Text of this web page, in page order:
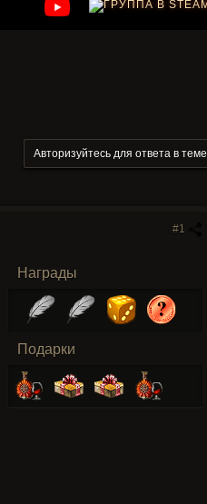
Авторизуйтесь для ответа в теме
#1
Награды
Подарки